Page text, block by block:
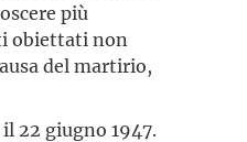
più
obiettati non
del martirio,
22 giugno 1947.